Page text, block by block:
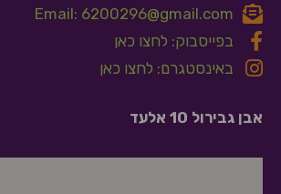
Email: 6200296@gmail.com
בפייסבוק: לחצו כאן
באינסטגרם: לחצו כאן
אבן גבירול 10 אלעד